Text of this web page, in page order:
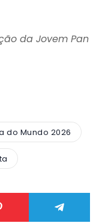
da Jovem Pan
do Mundo 2026